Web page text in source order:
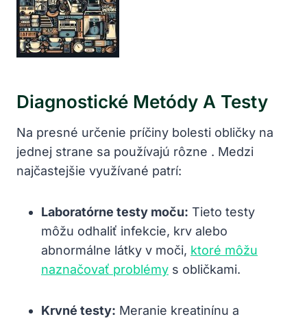
Diagnostické Metódy A Testy
Na presné určenie príčiny bolesti obličky na
jednej strane sa používajú rôzne . Medzi
najčastejšie využívané patrí:
Laboratórne testy moču: Tieto testy
môžu odhaliť infekcie, krv alebo
abnormálne látky v moči, ktoré môžu
naznačovať problémy s obličkami.
Krvné testy: Meranie kreatinínu a